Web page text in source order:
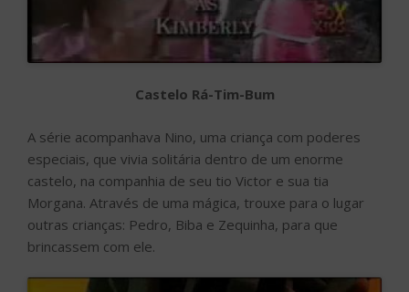
Castelo Rá-Tim-Bum
A série acompanhava Nino, uma criança com poderes
especiais, que vivia solitária dentro de um enorme
castelo, na companhia de seu tio Victor e sua tia
Morgana. Através de uma mágica, trouxe para o lugar
outras crianças: Pedro, Biba e Zequinha, para que
brincassem com ele.